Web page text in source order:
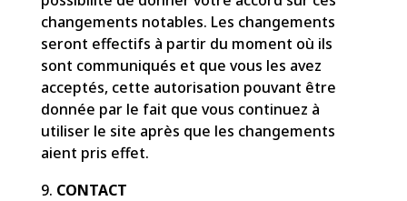
changements notables. Les changements
seront effectifs à partir du moment où ils
sont communiqués et que vous les avez
acceptés, cette autorisation pouvant être
donnée par le fait que vous continuez à
utiliser le site après que les changements
aient pris effet.
CONTACT